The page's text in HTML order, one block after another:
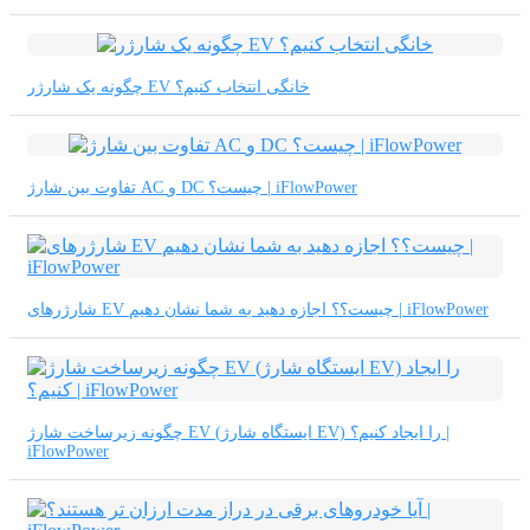
فارسی
Azərbaycan
עִבְרִית
O'zbek
繁體中文
Esperanto
چگونه یک شارژر EV خانگی انتخاب کنیم؟
تفاوت بین شارژ AC و DC چیست؟ | iFlowPower
شارژرهای EV چیست؟؟ اجازه دهید به شما نشان دهیم | iFlowPower
چگونه زیرساخت شارژ EV (ایستگاه شارژ EV) را ایجاد کنیم؟ |
iFlowPower